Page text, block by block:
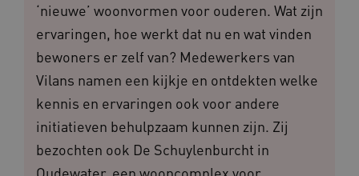
‘nieuwe’ woonvormen voor ouderen. Wat zijn
ervaringen, hoe werkt dat nu en wat vinden
bewoners er zelf van? Medewerkers van
Vilans namen een kijkje en ontdekten welke
kennis en ervaringen ook voor andere
initiatieven behulpzaam kunnen zijn. Zij
bezochten ook De Schuylenburcht in